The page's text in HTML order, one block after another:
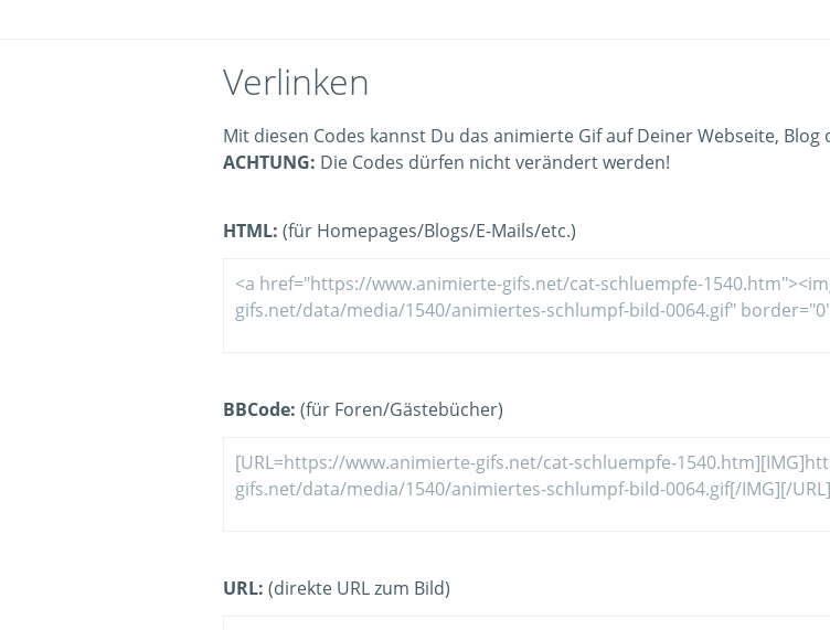
Verlinken
Mit diesen Codes kannst Du das animierte Gif auf Deiner Webseite,
ACHTUNG: Die Codes dürfen nicht verändert werden!
HTML: (für Homepages/Blogs/E-Mails/etc.)
BBCode: (für Foren/Gästebücher)
URL: (direkte URL zum Bild)